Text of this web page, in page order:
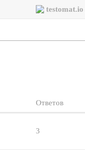
testomat.io
Ответов
3